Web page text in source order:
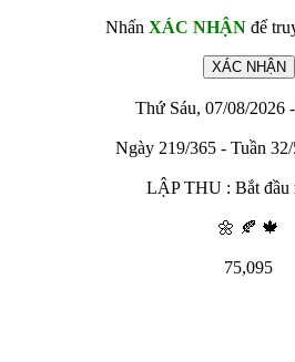
Nhấn XÁC NHẬNđể
Thứ Sáu, 07/08/2026
Ngày 219/365 - Tuần
LẬP THU : Bắt đầu
🌼 🍂 🍁
75,095